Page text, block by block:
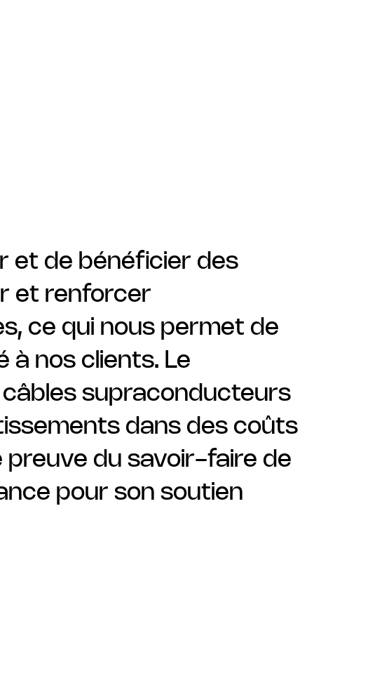
et de bénéficier des
et renforcer
ce qui nous permet de
à nos clients. Le
supraconducteurs
dans des coûts
preuve du savoir-faire de
pour son soutien